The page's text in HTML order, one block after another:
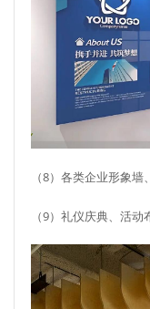
（8）各类企业形象墙
（9）礼仪庆典、活